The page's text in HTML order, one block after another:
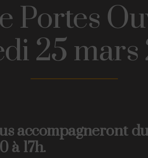
Portes
25
accompagneront
à 17h.